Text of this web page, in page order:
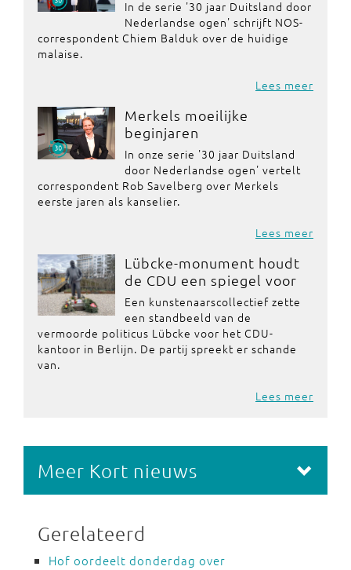
In de serie '30 jaar Duitsland door
Nederlandse ogen' schrijft NOS-
correspondent Chiem Balduk over de huidige
malaise.
Lees meer
Merkels moeilijke
beginjaren
In onze serie '30 jaar Duitsland
door Nederlandse ogen' vertelt
correspondent Rob Savelberg over Merkels
eerste jaren als kanselier.
Lees meer
Lübcke-monument houdt
de CDU een spiegel voor
Een kunstenaarscollectief zette
een standbeeld van de
vermoorde politicus Lübcke voor het CDU-
kantoor in Berlijn. De partij spreekt er schande
van.
Lees meer
Meer Kort nieuws
Gerelateerd
Hof oordeelt donderdag over